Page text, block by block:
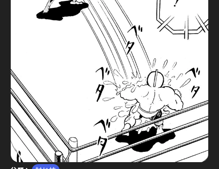
超人総選挙
ゆで問答